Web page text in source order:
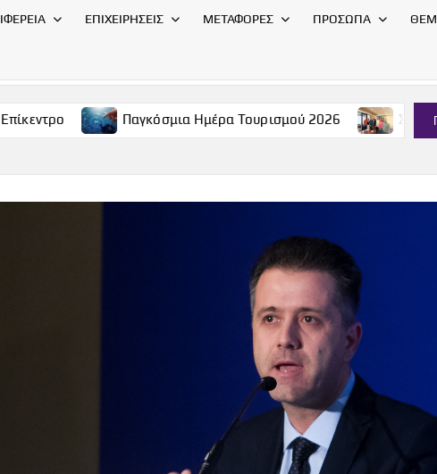
ΕΠΙΧΕΙΡΗΣΕΙΣ ΜΕΤΑΦΟΡΕΣ ΠΡΟΣΩΠΑ
Παγκόσμια Ημέρα Τουρισμού 2026 Συνάντηση του